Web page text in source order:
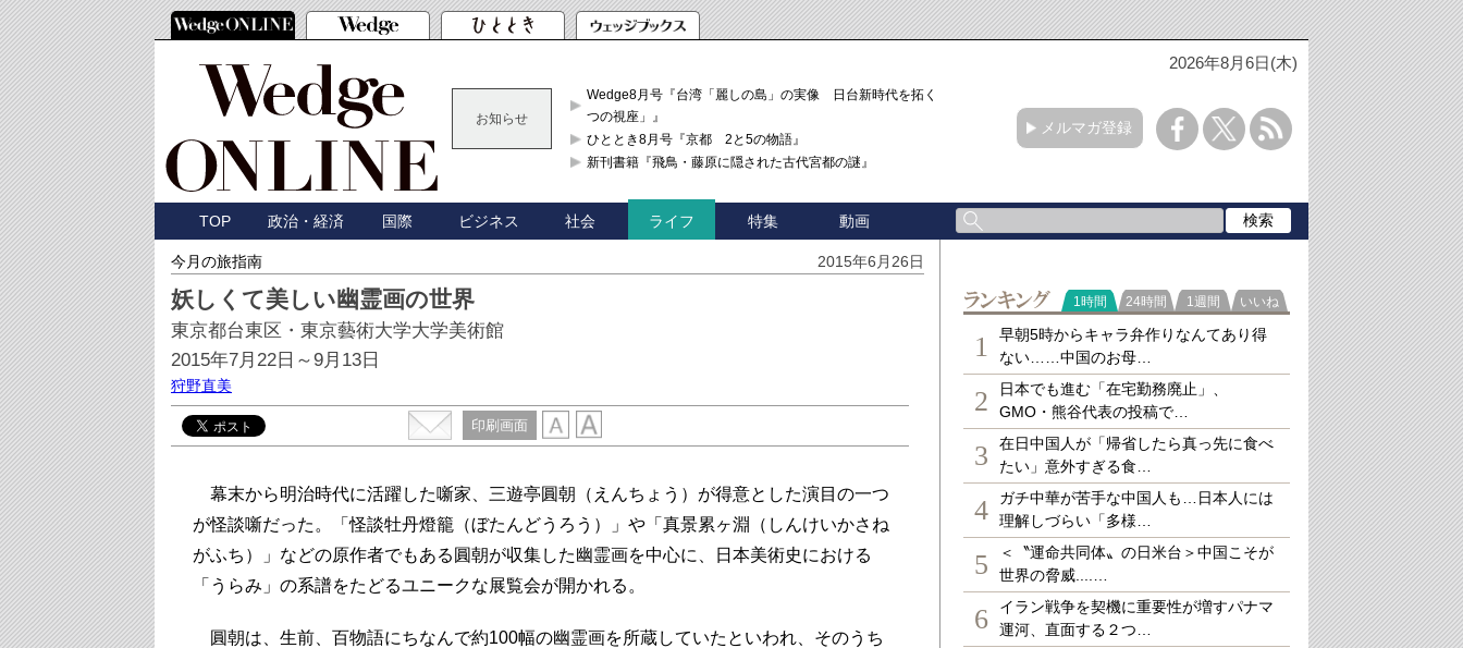
2026年8月6日(木)
お知らせ
Wedge8月号『台湾「麗しの島」の実像 日台新時代を拓く「3
つの視座」』
ひととき8月号『京都 2と5の物語』
新刊書籍『飛鳥・藤原に隠された古代宮都の謎』
メルマガ登録
TOP 政治・経済 国際 ビジネス 社会 ライフ 特集 動画
今月の旅指南 2015年6月26日
妖しくて美しい幽霊画の世界
東京都台東区・東京藝術大学大学美術館
2015年7月22日～9月13日
狩野直美
印刷画面
幕末から明治時代に活躍した噺家、三遊亭圓朝（えんちょう）が得意とした演目の一つ
が怪談噺だった。「怪談牡丹燈籠（ぼたんどうろう）」や「真景累ヶ淵（しんけいかさね
がふち）」などの原作者でもある圓朝が収集した幽霊画を中心に、日本美術史における
「うらみ」の系譜をたどるユニークな展覧会が開かれる。
圓朝は、生前、百物語にちなんで約100幅の幽霊画を所蔵していたといわれ、そのうち
ランキング
1時間 24時間 1週間 いいね
1
早朝5時からキャラ弁作りなんてあり得
ない……中国のお母…
2
日本でも進む「在宅勤務廃止」、
GMO・熊谷代表の投稿で…
3
在日中国人が「帰省したら真っ先に食べ
たい」意外すぎる食…
4
ガチ中華が苦手な中国人も…日本人には
理解しづらい「多様…
5
＜〝運命共同体〟の日米台＞中国こそが
世界の脅威....…
6
イラン戦争を契機に重要性が増すパナマ
運河、直面する２つ…